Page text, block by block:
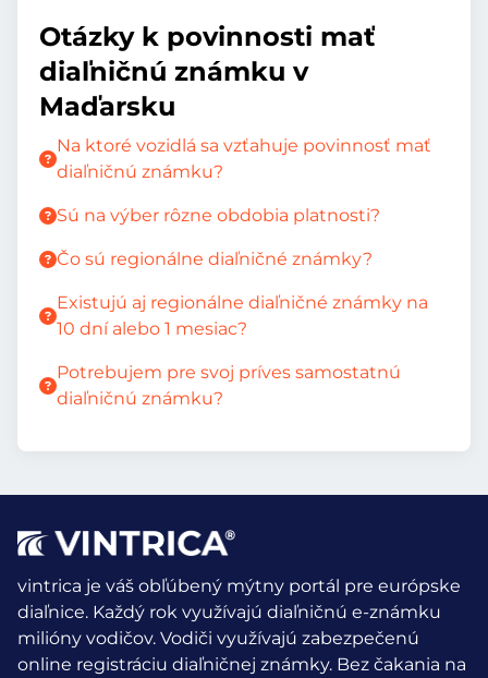
Otázky k povinnosti mať
diaľničnú známku v
Maďarsku
Na ktoré vozidlá sa vzťahuje povinnosť mať
diaľničnú známku?
Sú na výber rôzne obdobia platnosti?
Čo sú regionálne diaľničné známky?
Existujú aj regionálne diaľničné známky na
10 dní alebo 1 mesiac?
Potrebujem pre svoj príves samostatnú
diaľničnú známku?
vintrica je váš obľúbený mýtny portál pre európske
diaľnice. Každý rok využívajú diaľničnú e-známku
milióny vodičov. Vodiči využívajú zabezpečenú
online registráciu diaľničnej známky. Bez čakania na